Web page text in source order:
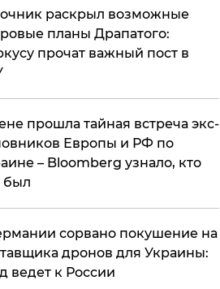
раскрыл возможные
планы Драпатого:
прочат важный пост в
прошла тайная встреча экс-
Европы и РФ по
– Bloomberg узнало, кто
был
сорвано покушение на
дронов для Украины:
ведет к России